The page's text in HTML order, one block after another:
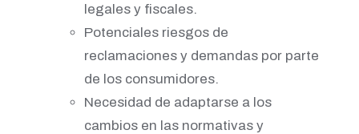
legales y fiscales.
Potenciales riesgos de
reclamaciones y demandas por parte
de los consumidores.
Necesidad de adaptarse a los
cambios en las normativas y